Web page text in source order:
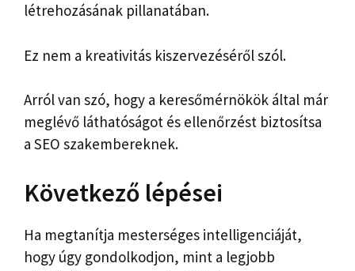
létrehozásának pillanatában.
Ez nem a kreativitás kiszervezéséről szól.
Arról van szó, hogy a keresőmérnökök által már
meglévő láthatóságot és ellenőrzést biztosítsa
a SEO szakembereknek.
Következő lépései
Ha megtanítja mesterséges intelligenciáját,
hogy úgy gondolkodjon, mint a legjobb